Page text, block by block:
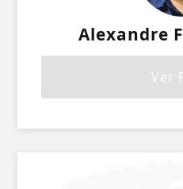
Alexandre
Ver